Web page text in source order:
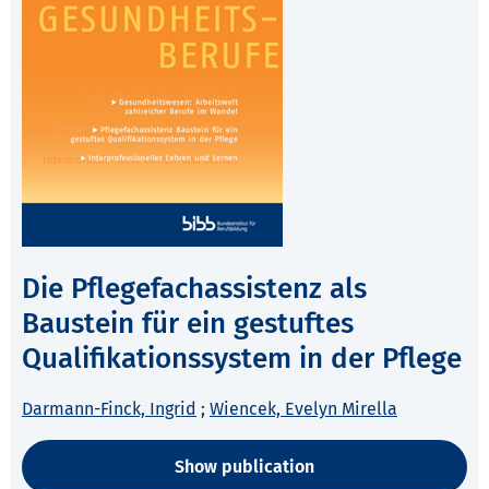
Die Pflegefachassistenz als
Baustein für ein gestuftes
Qualifikationssystem in der Pflege
Darmann-Finck, Ingrid ; Wiencek, Evelyn Mirella
Show publication